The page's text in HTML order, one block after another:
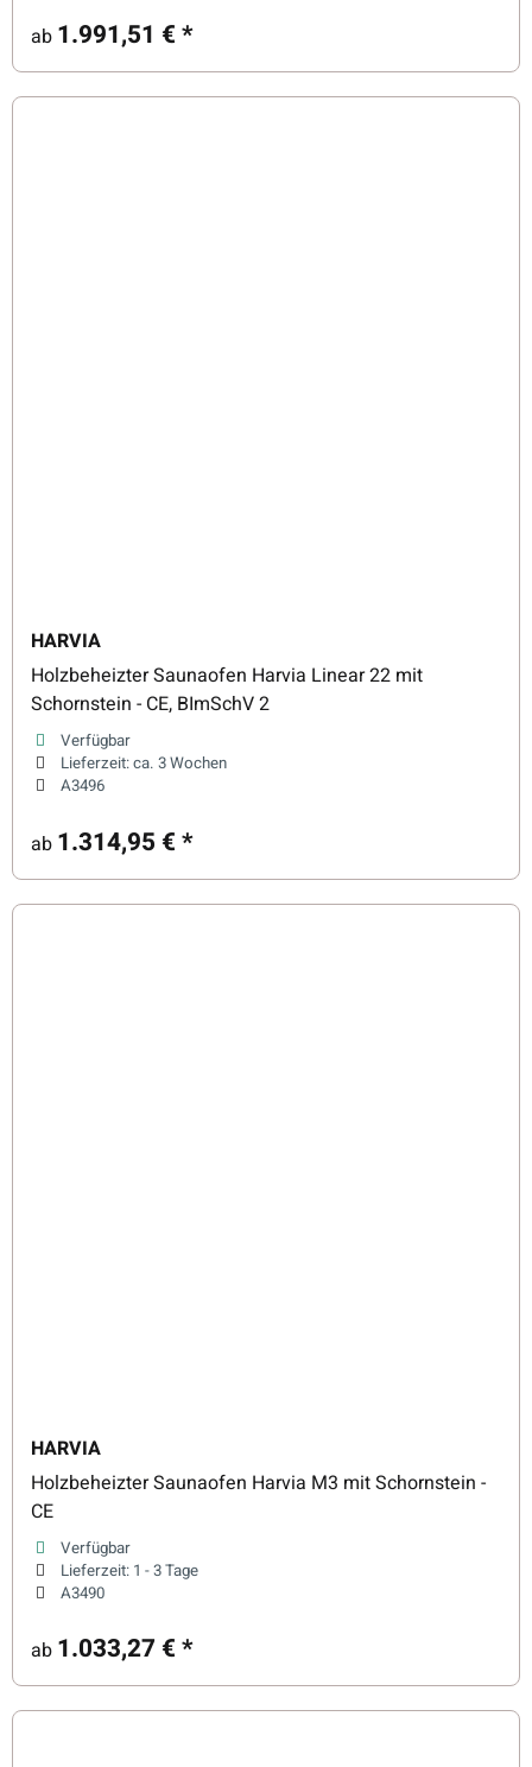
ab 1.991,51 €*
HARVIA
Holzbeheizter Saunaofen Harvia Linear 22 mit
Schornstein - CE, BImSchV 2
Verfügbar
Lieferzeit:ca. 3 Wochen
A3496
ab 1.314,95 €*
HARVIA
Holzbeheizter Saunaofen Harvia M3 mit Schornstein -
CE
Verfügbar
Lieferzeit: 1 - 3 Tage
A3490
ab 1.033,27 €*